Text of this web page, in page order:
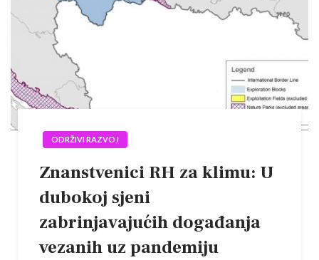
ODRŽIVI RAZVOJ
Znanstvenici RH za klimu: U
dubokoj sjeni
zabrinjavajućih događanja
vezanih uz pandemiju